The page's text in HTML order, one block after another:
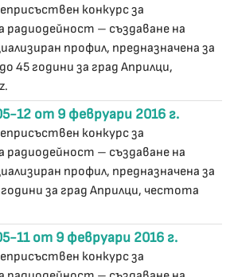
конкурс за
радиодейност – създаване на
профил, предназначена за
45 години за град Априлци,
12 от 9 февруари 2016 г.
конкурс за
радиодейност – създаване на
профил, предназначена за
за град Априлци, честота
11 от 9 февруари 2016 г.
конкурс за